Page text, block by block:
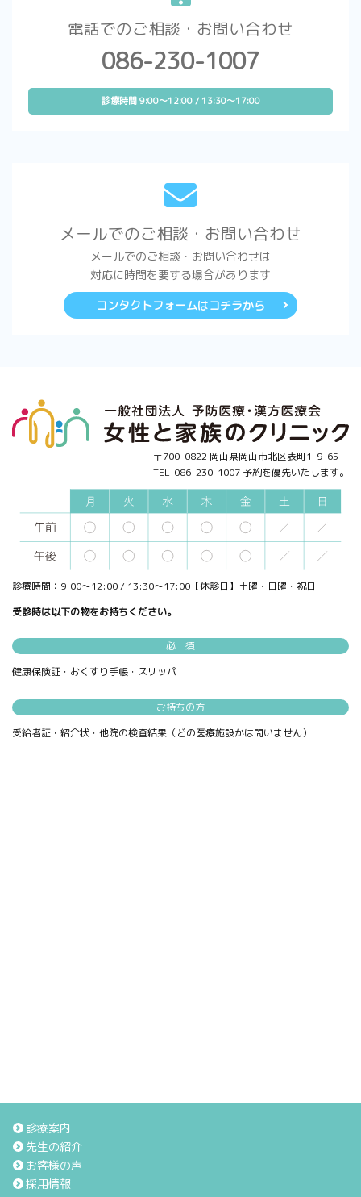
電話でのご相談・お問い合わせ
086-230-1007
診療時間 9:00～12:00 / 13:30～17:00
メールでのご相談・お問い合わせ
メールでのご相談・お問い合わせは
対応に時間を要する場合があります
コンタクトフォームはコチラから
〒700-0822 岡山県岡山市北区表町1-9-65
TEL:086-230-1007 予約を優先いたします。
診療時間：9:00～12:00 / 13:30～17:00【休診日】土曜・日曜・祝日
受診時は以下の物をお持ちください。
必 須
健康保険証・おくすり手帳・スリッパ
お持ちの方
受給者証・紹介状・他院の検査結果（どの医療施設かは問いません）
診療案内
先生の紹介
お客様の声
採用情報